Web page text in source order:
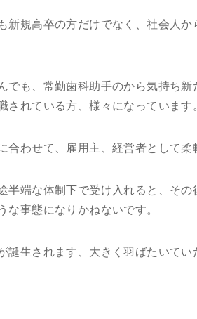
新規高卒の方だけでなく、社会人
でも、常勤歯科助手のから気持ち
れている方、様々になっています。
わせて、雇用主、経営者として柔
半端な体制下で受け入れると、そ
事態になりかねないです。
生されます、大きく羽ばたいてい